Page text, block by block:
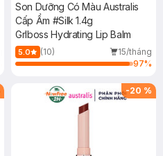
Son Dưỡng Có Màu Australis
Cấp Ẩm #Silk 1.4g
Grlboss Hydrating Lip Balm
5.0 (10)
15/tháng
97%
-20 %